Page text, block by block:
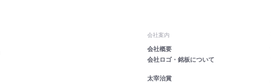
会社案内
会社概要
会社ロゴ・銘板について
太宰治賞